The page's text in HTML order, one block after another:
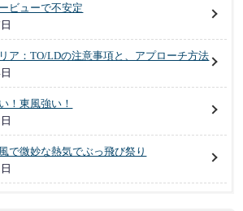
ビューで不安定
ア：TO/LDの注意事項と、アプローチ方法
！東風強い！
で微妙な熱気でぶっ飛び祭り